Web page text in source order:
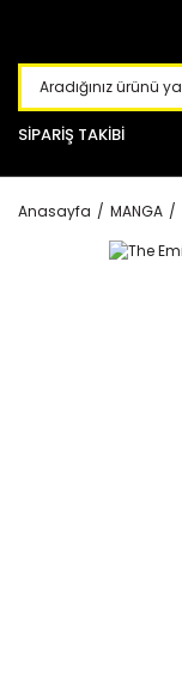
SİPARİŞ TAKİBİ
Anasayfa MANGA